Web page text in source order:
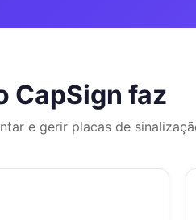
CapSign faz
e gerir placas de